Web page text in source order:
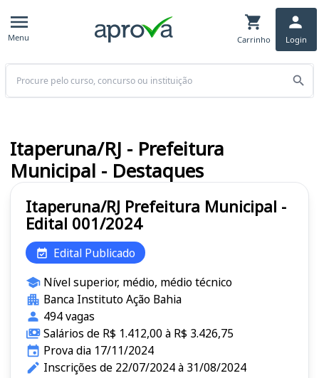
Menu Carrinho Login
Buscar
Itaperuna/RJ Prefeitura Municipal -
Edital 001/2024
Edital Publicado
Nível superior, médio, médio técnico
Banca Instituto Ação Bahia
494 vagas
Salários de R$ 1.412,00 à R$ 3.426,75
Prova dia 17/11/2024
Inscrições de 22/07/2024 à 31/08/2024
Itaperuna/RJ - Prefeitura
Municipal - Destaques